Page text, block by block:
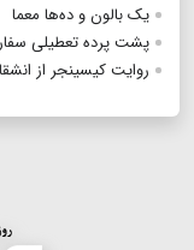
یک بالون و ده‌ها معما
پشت پرده تعطیلی
روایت کیسینجر از